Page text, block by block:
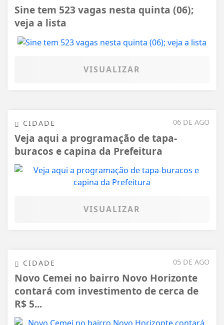
Sine tem 523 vagas nesta quinta (06);
veja a lista
VISUALIZAR
06 DE AGO
CIDADE
Veja aqui a programação de tapa-
buracos e capina da Prefeitura
VISUALIZAR
05 DE AGO
CIDADE
Novo Cemei no bairro Novo Horizonte
contará com investimento de cerca de
R$ 5...